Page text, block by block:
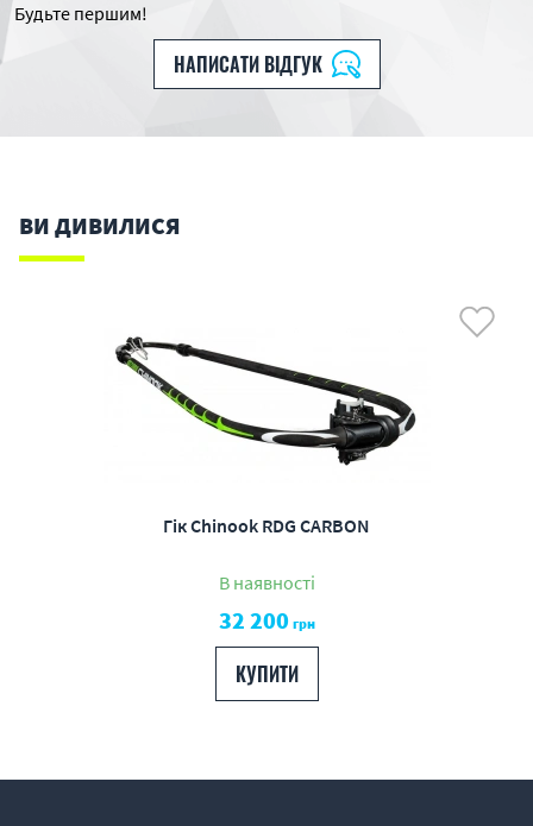
Будьте першим!
НАПИСАТИ ВІДГУК
ВИ ДИВИЛИСЯ
Гік Chinook RDG CARBON
В наявності
32 200грн
КУПИТИ